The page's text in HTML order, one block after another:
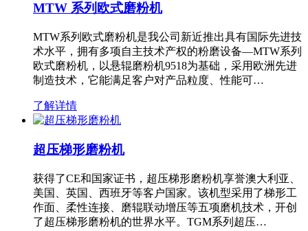
MTW 系列欧式磨粉机
MTW系列欧式磨粉机是我公司新近推出具有国际先进技
术水平，拥有多项自主技术产权的粉磨设备—MTW系列
欧式磨粉机，以悬辊磨粉机9518为基础，采用欧洲先进
制造技术，它能满足客户对产品粒度、性能可…
了解详情
超压梯形磨粉机
获得了CE和国家证书，超压梯形磨粉机享誉澳大利亚、
美国、英国、西班牙等客户国家。该机型采用了梯形工
作面、柔性连接、磨辊联动增压等五项磨机技术，开创
了超压梯形磨粉机的世界水平。TGM系列超压…